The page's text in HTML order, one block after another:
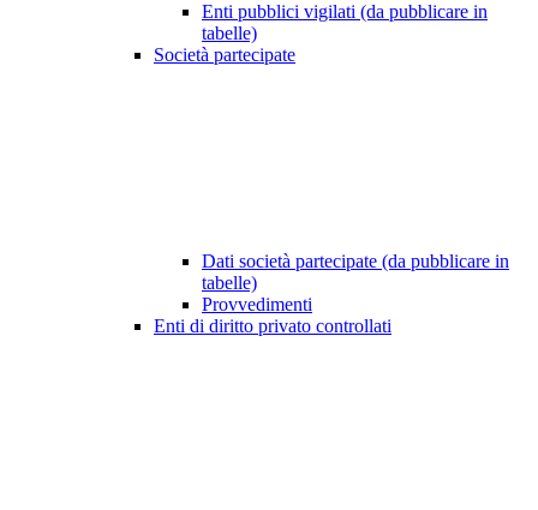
Enti pubblici vigilati (da pubblicare in
tabelle)
Società partecipate
Dati società partecipate (da pubblicare in
tabelle)
Provvedimenti
Enti di diritto privato controllati